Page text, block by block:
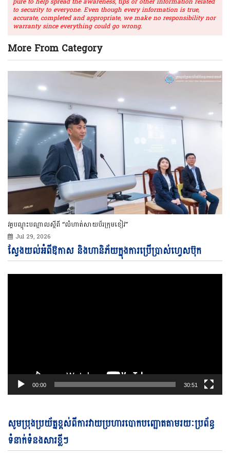
to security to everyone. Even though every information is true,
accurate, completed and appropriate, we make no responsibility nor
warranty since everything could go wrong.
More From Category
វគ្គបណ្ដុះបណ្ដាលស្ដីពី “លំហាត់សាយប័រក្រុមខៀវ”
Jul 29, 2026
ស្វែងយល់អំពីឱកាស និងហានិភ័យក្នុងការប្រើប្រាស់ហ្វេសប៊ុក
00:00 30:51
សូមប្រុងប្រយ័ត្នខ្ពស់ពីការវាយប្រហារបោកបញ្ឆោតតាមរយៈប្រព័ន្ធ
ទំនាក់ទំនងសារខ្លីៗ